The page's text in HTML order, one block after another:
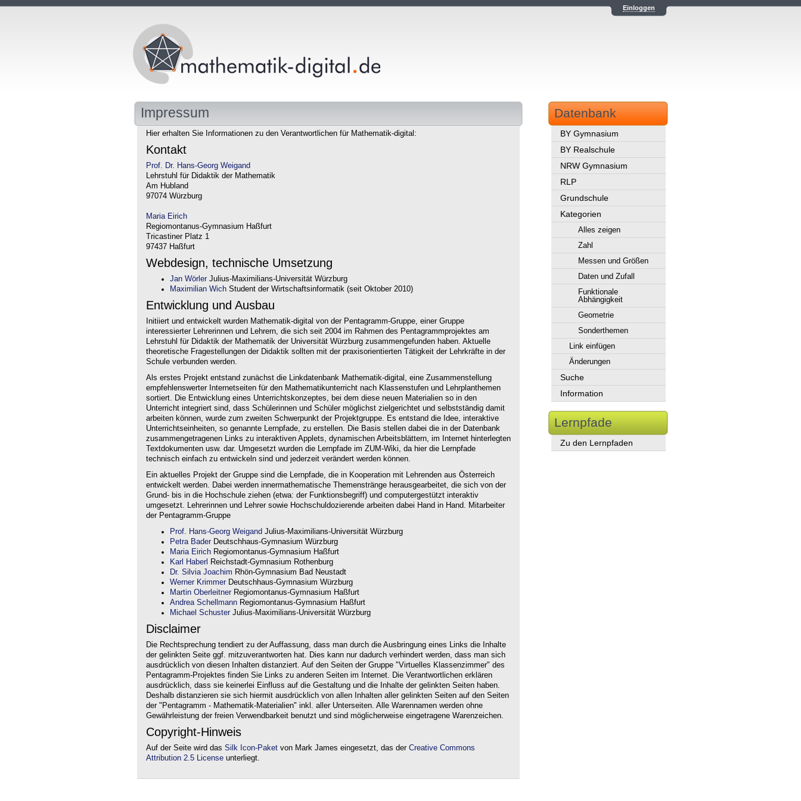
Einloggen
Impressum
Hier erhalten Sie Informationen zu den Verantwortlichen für Mathematik-digital:
Kontakt
Prof. Dr. Hans-Georg Weigand
Lehrstuhl für Didaktik der Mathematik
Am Hubland
97074 Würzburg
Maria Eirich
Regiomontanus-Gymnasium Haßfurt
Tricastiner Platz 1
97437 Haßfurt
Webdesign, technische Umsetzung
Jan Wörler Julius-Maximilians-Universität Würzburg
Maximilian Wich Student der Wirtschaftsinformatik (seit Oktober 2010)
Entwicklung und Ausbau
Initiiert und entwickelt wurden Mathematik-digital von der Pentagramm-Gruppe, einer Gruppe
interessierter Lehrerinnen und Lehrern, die sich seit 2004 im Rahmen des Pentagrammprojektes am
Lehrstuhl für Didaktik der Mathematik der Universität Würzburg zusammengefunden haben. Aktuelle
theoretische Fragestellungen der Didaktik sollten mit der praxisorientierten Tätigkeit der Lehrkräfte in der
Schule verbunden werden.
Als erstes Projekt entstand zunächst die Linkdatenbank Mathematik-digital, eine Zusammenstellung
empfehlenswerter Internetseiten für den Mathematikunterricht nach Klassenstufen und Lehrplanthemen
sortiert. Die Entwicklung eines Unterrichtskonzeptes, bei dem diese neuen Materialien so in den
Unterricht integriert sind, dass Schülerinnen und Schüler möglichst zielgerichtet und selbstständig damit
arbeiten können, wurde zum zweiten Schwerpunkt der Projektgruppe. Es entstand die Idee, interaktive
Unterrichtseinheiten, so genannte Lernpfade, zu erstellen. Die Basis stellen dabei die in der Datenbank
zusammengetragenen Links zu interaktiven Applets, dynamischen Arbeitsblättern, im Internet hinterlegten
Textdokumenten usw. dar. Umgesetzt wurden die Lernpfade im ZUM-Wiki, da hier die Lernpfade
technisch einfach zu entwickeln sind und jederzeit verändert werden können.
Ein aktuelles Projekt der Gruppe sind die Lernpfade, die in Kooperation mit Lehrenden aus Österreich
entwickelt werden. Dabei werden innermathematische Themenstränge herausgearbeitet, die sich von der
Grund- bis in die Hochschule ziehen (etwa: der Funktionsbegriff) und computergestützt interaktiv
umgesetzt. Lehrerinnen und Lehrer sowie Hochschuldozierende arbeiten dabei Hand in Hand. Mitarbeiter
der Pentagramm-Gruppe
Prof. Hans-Georg Weigand Julius-Maximilians-Universität Würzburg
Petra Bader Deutschhaus-Gymnasium Würzburg
Maria Eirich Regiomontanus-Gymnasium Haßfurt
Karl Haberl
Reichstadt-Gymnasium Rothenburg
Dr. Silvia Joachim Rhön-Gymnasium Bad Neustadt
Werner Krimmer Deutschhaus-Gymnasium Würzburg
Martin Oberleitner Regiomontanus-Gymnasium Haßfurt
Andrea Schellmann Regiomontanus-Gymnasium Haßfurt
Michael Schuster Julius-Maximilians-Universität Würzburg
Disclaimer
Die Rechtsprechung tendiert zu der Auffassung, dass man durch die Ausbringung eines Links die Inhalte
der gelinkten Seite ggf. mitzuverantworten hat. Dies kann nur dadurch verhindert werden, dass man sich
ausdrücklich von diesen Inhalten distanziert. Auf den Seiten der Gruppe "Virtuelles Klassenzimmer" des
Pentagramm-Projektes finden Sie Links zu anderen Seiten im Internet. Die Verantwortlichen erklären
ausdrücklich, dass sie keinerlei Einfluss auf die Gestaltung und die Inhalte der gelinkten Seiten haben.
Deshalb distanzieren sie sich hiermit ausdrücklich von allen Inhalten aller gelinkten Seiten auf den Seiten
der "Pentagramm - Mathematik-Materialien" inkl. aller Unterseiten. Alle Warennamen werden ohne
Gewährleistung der freien Verwendbarkeit benutzt und sind möglicherweise eingetragene Warenzeichen.
Copyright-Hinweis
Auf der Seite wird das Silk Icon-Paket von Mark James eingesetzt, das der Creative Commons
Attribution 2.5 License unterliegt.
Datenbank
BY Gymnasium
BY Realschule
NRW Gymnasium
RLP
Grundschule
Kategorien
Alles zeigen
Zahl
Messen und Größen
Daten und Zufall
Funktionale
Abhängigkeit
Geometrie
Sonderthemen
Link einfügen
Änderungen
Suche
Information
Lernpfade
Zu den Lernpfaden